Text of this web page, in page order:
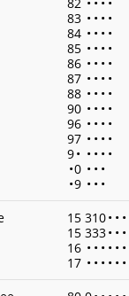
83 • • • •
84 • • • •
85 • • • •
86 • • • •
87 • • • •
88 • • • •
90 • • • •
96 • • • •
97 • • • •
9• • • • •
•0 • • •
•9 • • •
15 310• • •
15 333• • •
16 • • • • • •
17 • • • • • •